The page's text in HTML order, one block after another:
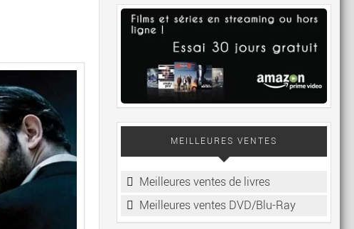
MEILLEURES VENTES
Meilleures ventes de livres
Meilleures ventes DVD/Blu-Ray